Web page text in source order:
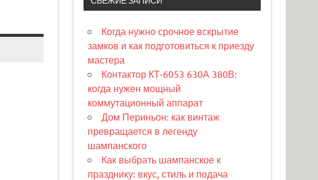
Когда нужно срочное вскрытие
замков и как подготовиться к приезду
мастера
Контактор КТ-6053 630А 380В:
когда нужен мощный
коммутационный аппарат
Дом Периньон: как винтаж
превращается в легенду
шампанского
Как выбрать шампанское к
празднику: вкус, стиль и подача